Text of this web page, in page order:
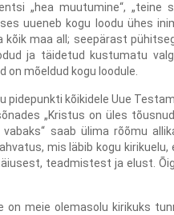
„hea muutumine“, „teine
uueneb kogu loodu ühes
maa all; seepärast
ja täidetud kustumatu
mõeldud kogu loodule.
kõikidele Uue
„Kristus on üles
saab ülima rõõmu
mis läbib kogu
teadmistest ja elust.
on meie olemasolu kirikuks